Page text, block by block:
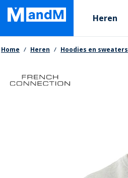
Skip
main
content
Primary departments
Heren
Kruimelpad
Home Heren Hoodies en sweaters